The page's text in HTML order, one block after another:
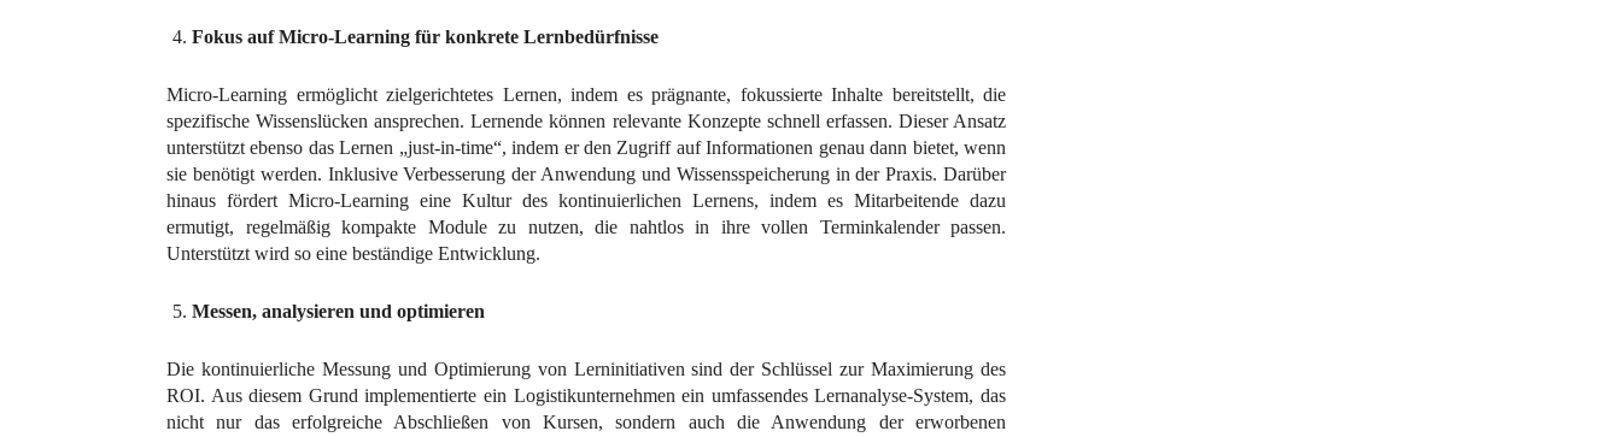
Fokus auf Micro-Learning für konkrete Lernbedürfnisse
Micro-Learning ermöglicht zielgerichtetes Lernen, indem es prägnante, fokussierte Inhalte bereitstellt, die
spezifische Wissenslücken ansprechen. Lernende können relevante Konzepte schnell erfassen. Dieser Ansatz
unterstützt ebenso das Lernen „just-in-time“, indem er den Zugriff auf Informationen genau dann bietet, wenn
sie benötigt werden. Inklusive Verbesserung der Anwendung und Wissensspeicherung in der Praxis. Darüber
hinaus fördert Micro-Learning eine Kultur des kontinuierlichen Lernens, indem es Mitarbeitende dazu
ermutigt, regelmäßig kompakte Module zu nutzen, die nahtlos in ihre vollen Terminkalender passen.
Unterstützt wird so eine beständige Entwicklung.
Messen, analysieren und optimieren
Die kontinuierliche Messung und Optimierung von Lerninitiativen sind der Schlüssel zur Maximierung des
ROI. Aus diesem Grund implementierte ein Logistikunternehmen ein umfassendes Lernanalyse-System, das
nicht nur das erfolgreiche Abschließen von Kursen, sondern auch die Anwendung der erworbenen